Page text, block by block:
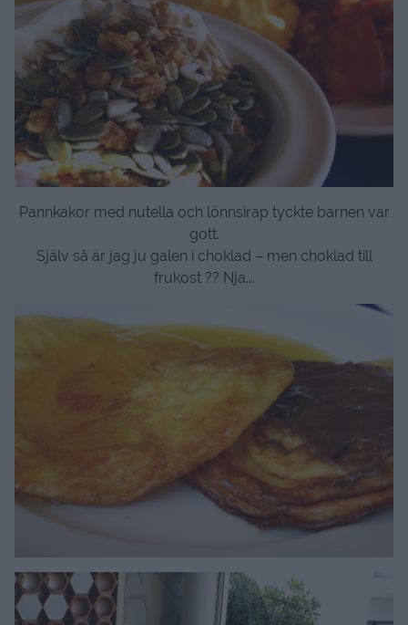
Pannkakor med nutella och lönnsirap tyckte barnen var
gott.
Själv så är jag ju galen i choklad – men choklad till
frukost ?? Nja….